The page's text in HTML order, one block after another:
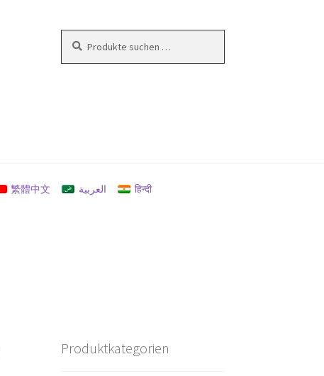
nach:
繁體中文 العربية
हिन्दी
Produktkategorien